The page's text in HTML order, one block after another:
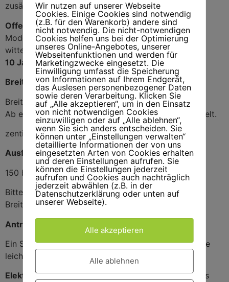
zusätzlichen Schutzdach erhältlich.
Offene Markise
Modernes Design
witterungsbeständige Nähfäden
10 Jahre SOLIDUX Garantie
Breite
Breite 250–1200 cm.
Ab einer Breite von 601 cm wird die Anlage gekoppelt.
zentimetergenaue Zwischenmaße möglich
Ausfall
150 bis 400 cm
Bitte erfragen Sie, welche Kombinationen zwischen
Breite und Ausfall möglich sind.
Antriebsarten
Ein Schneckengetriebe mit Handkurbel sorgt für eine
leichte manuelle Bedienung.
Elektromotoren(in die Tuchwelle integriert) sind als
Wir nutzen auf unserer Webseite
Cookies. Einige Cookies sind notwendig
(z.B. für den Warenkorb) andere sind
nicht notwendig. Die nicht-notwendigen
Cookies helfen uns bei der Optimierung
unseres Online-Angebotes, unserer
Webseitenfunktionen und werden für
Marketingzwecke eingesetzt. Die
Einwilligung umfasst die Speicherung
von Informationen auf Ihrem Endgerät,
das Auslesen personenbezogener Daten
sowie deren Verarbeitung. Klicken Sie
auf „Alle akzeptieren“, um in den Einsatz
von nicht notwendigen Cookies
einzuwilligen oder auf „Alle ablehnen“,
wenn Sie sich anders entscheiden. Sie
können unter „Einstellungen verwalten“
detaillierte Informationen der von uns
eingesetzten Arten von Cookies erhalten
und deren Einstellungen aufrufen. Sie
können die Einstellungen jederzeit
aufrufen und Cookies auch nachträglich
jederzeit abwählen (z.B. in der
Datenschutzerklärung oder unten auf
unserer Webseite).
Alle akzeptieren
Alle ablehnen